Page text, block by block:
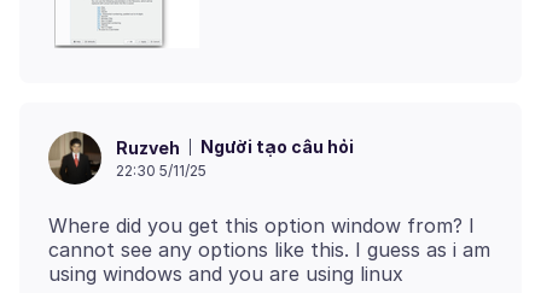
Ruzveh Người tạo câu hỏi
22:30 5/11/25
Where did you get this option window from? I
cannot see any options like this. I guess as i am